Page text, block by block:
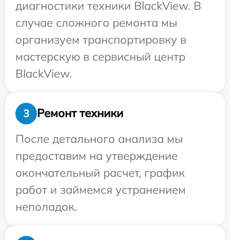
диагностики техники BlackView. В
случае сложного ремонта мы
организуем транспортировку в
мастерскую в сервисный центр
BlackView.
3
Ремонт техники
После детального анализа мы
предоставим на утверждение
окончательный расчет, график
работ и займемся устранением
неполадок.